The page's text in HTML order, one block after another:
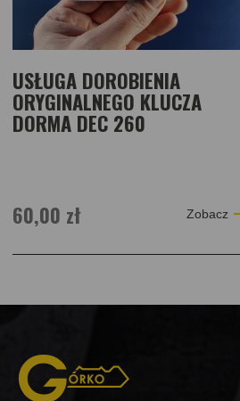
USŁUGA DOROBIENIA
ORYGINALNEGO KLUCZA
DORMA DEC 260
60,00 zł Zobacz